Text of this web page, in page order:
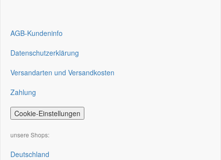
AGB-Kundeninfo
Datenschutzerklärung
Versandarten und Versandkosten
Zahlung
Cookie-Einstellungen
unsere Shops:
Deutschland